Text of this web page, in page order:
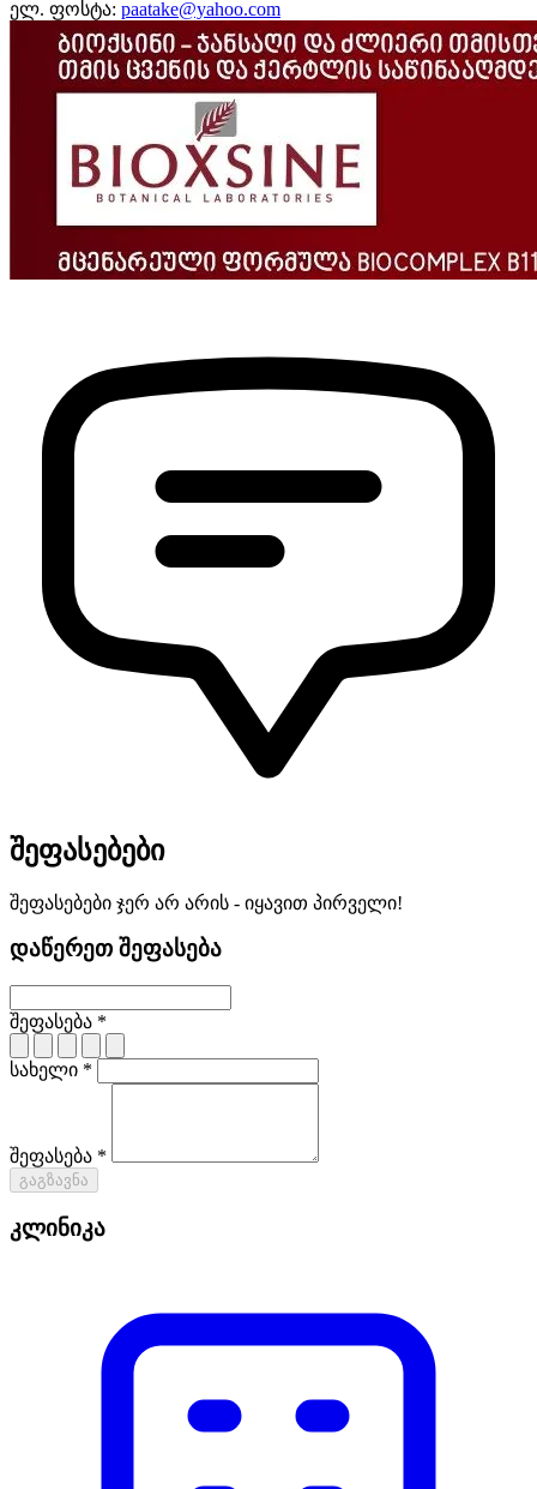
ელ. ფოსტა: paatake@yahoo.com
შეფასებები
შეფასებები ჯერ არ არის - იყავით პირველი!
დაწერეთ შეფასება
შეფასება *
სახელი *
შეფასება *
გაგზავნა
კლინიკა